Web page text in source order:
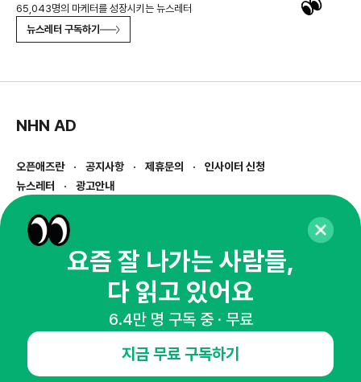
65,043명의 마케터를 성장시키는 뉴스레터
뉴스레터 구독하기
NHN AD
오픈애즈란 공지사항 제휴문의
인사이터 신청
뉴스레터
광고안내
경기도 성남시 분당구 대왕판교로645번길 16
사업자등록번호 : 144-81-27690(
통신판매업신고번호 : 2014-경기성남-1023
호스팅서비스사업자 : 오픈애즈
1800-2198
openads@openads.co.kr
이용약관
요즘 잘 나가는 사람들,
다 읽고 있어요
6.4만 명 구독 중 · 무료
지금 무료 구독하기